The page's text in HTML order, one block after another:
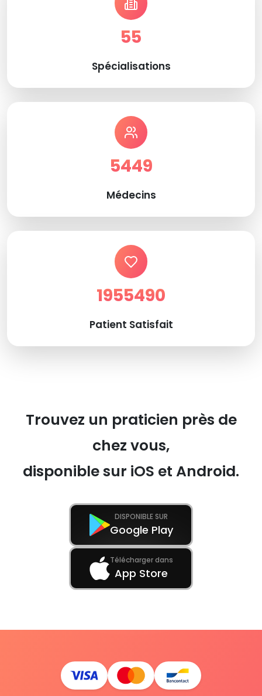
55
Spécialisations
5449
Médecins
1955490
Patient Satisfait
Trouvez un praticien près de
chez vous,
disponible sur iOS et Android.
DISPONIBLE SUR
Google Play
Télécharger dans
App Store